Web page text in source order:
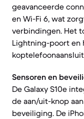
geavanceerde
en Wi-Fi 6, wat
verbindingen. Het
Lightning-poort en
Sensoren en
De Galaxy S10e
de aan/uit-knop
beveiliging. De